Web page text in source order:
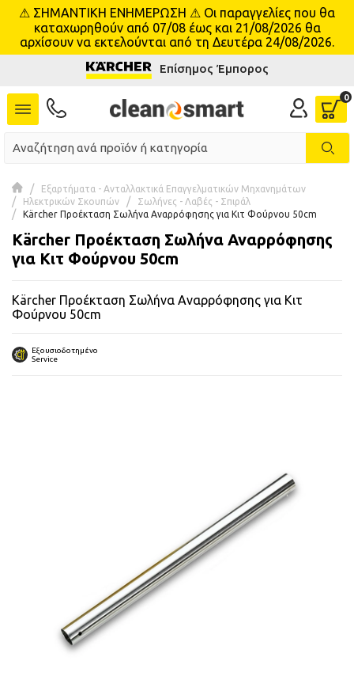
menu
⚠ ΣΗΜΑΝΤΙΚΗ ΕΝΗΜΕΡΩΣΗ ⚠ Οι παραγγελίες που θα
καταχωρηθούν από 07/08 έως και 21/08/2026 θα
αρχίσουν να εκτελούνται από τη Δευτέρα 24/08/2026.
Επίσημος Έμπορος
Εξαρτήματα - Ανταλλακτικά Επαγγελματικών Μηχανημάτων
Ηλεκτρικών Σκουπών
Σωλήνες - Λαβές - Σπιράλ
Kärcher Προέκταση Σωλήνα Αναρρόφησης για Κιτ Φούρνου 50cm
Kärcher Προέκταση Σωλήνα Αναρρόφησης
για Κιτ Φούρνου 50cm
Kärcher Προέκταση Σωλήνα Αναρρόφησης για Κιτ
Φούρνου 50cm
Εξουσιοδοτημένο
Service